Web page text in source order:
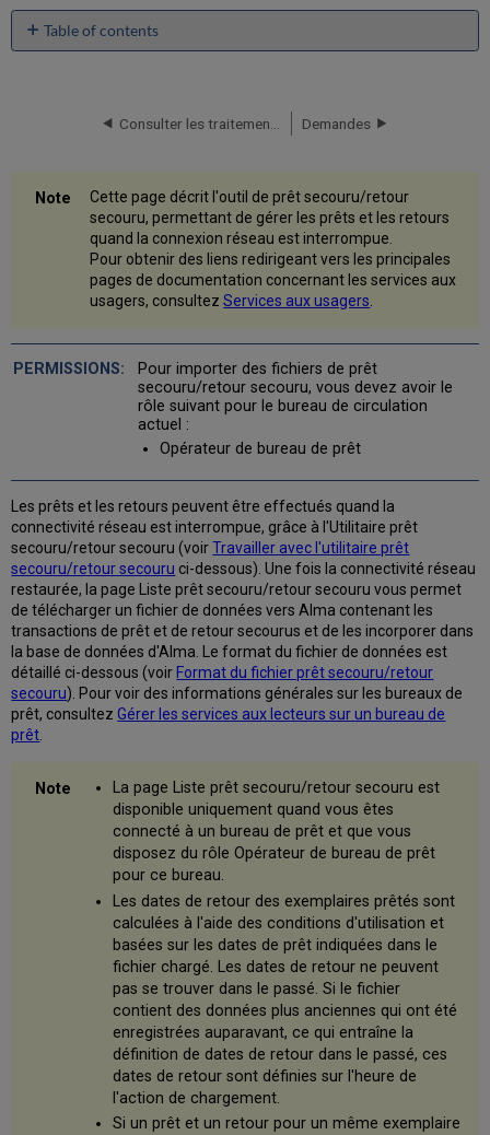
Table of contents
Configurer
l'utilitaire
de
prêt
secouru/retour
Exécuter
des
transactions
de
prêt
secouru/retour
secouru
Demandes
Cette page décrit l'outil de prêt secouru/retour
secouru, permettant de gérer les prêts et les retours
quand la connexion réseau est interrompue.
Pour obtenir des liens redirigeant vers les principales
pages de documentation concernant les services aux
usagers, consultezServices aux usagers.
Pour importer des fichiers de prêt
secouru/retour secouru, vous devez avoir le
rôle suivant pour le bureau de circulation
actuel :
Opérateur de bureau de prêt
Les prêts et les retours peuvent être effectués quand la
connectivité réseau est interrompue, grâce à l'Utilitaire prêt
secouru/retour secouru (voirTravailler avec l'utilitaire prêt
secouru/retour secouru ci-dessous). Une fois la connectivité réseau
restaurée, la page Liste prêt secouru/retour secouru vous permet
de télécharger un fichier de données vers Alma contenant les
transactions de prêt et de retour secourus et de les incorporer dans
la base de données d'Alma. Le format du fichier de données est
détaillé ci-dessous (voir Format du fichier prêt secouru/retour
secouru). Pour voir des informations générales sur les bureaux de
prêt, consultezGérer les services aux lecteurs sur un bureau de
prêt.
La page Liste prêt secouru/retour secouru est
disponible uniquement quand vous êtes
connecté à un bureau de prêt et que vous
disposez du rôle Opérateur de bureau de prêt
pour ce bureau.
Les dates de retour des exemplaires prêtés sont
calculées à l'aide des conditions d'utilisation et
basées sur les dates de prêt indiquées dans le
fichier chargé. Les dates de retour ne peuvent
pas se trouver dans le passé. Si le fichier
contient des données plus anciennes qui ont été
enregistrées auparavant, ce qui entraîne la
définition de dates de retour dans le passé, ces
dates de retour sont définies sur l'heure de
l'action de chargement.
Si un prêt et un retour pour un même exemplaire